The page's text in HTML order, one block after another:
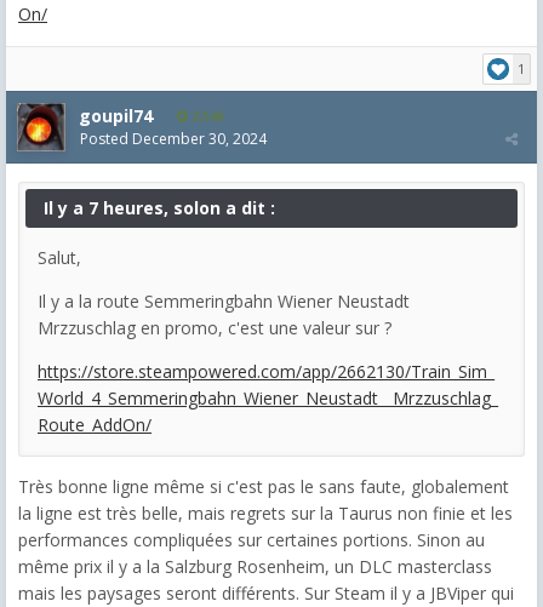
On/
1
goupil74 2,545
Posted December 30, 2024
Il y a 7 heures, solon a dit :
Salut,
Il y a la route Semmeringbahn Wiener Neustadt
Mrzzuschlag en promo, c'est une valeur sur ?
https://store.steampowered.com/app/2662130/Train_Sim_
World_4_Semmeringbahn_Wiener_Neustadt__Mrzzuschlag_
Route_AddOn/
Très bonne ligne même si c'est pas le sans faute, globalement
la ligne est très belle, mais regrets sur la Taurus non finie et les
performances compliquées sur certaines portions. Sinon au
même prix il y a la Salzburg Rosenheim, un DLC masterclass
mais les paysages seront différents. Sur Steam il y a JBViper qui